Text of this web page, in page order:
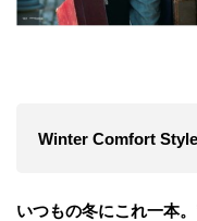
Winter Comfort
いつもの冬にこれ一本